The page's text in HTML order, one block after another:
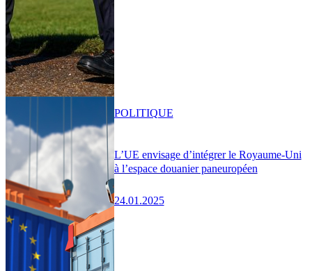
L’UE envisage d’intégrer le Royaume-Uni
à l’espace douanier paneuropéen
24.01.2025
POLITIQUE